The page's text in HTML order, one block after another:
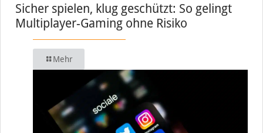
Sicher spielen, klug geschützt: So gelingt
Multiplayer-Gaming ohne Risiko
Mehr